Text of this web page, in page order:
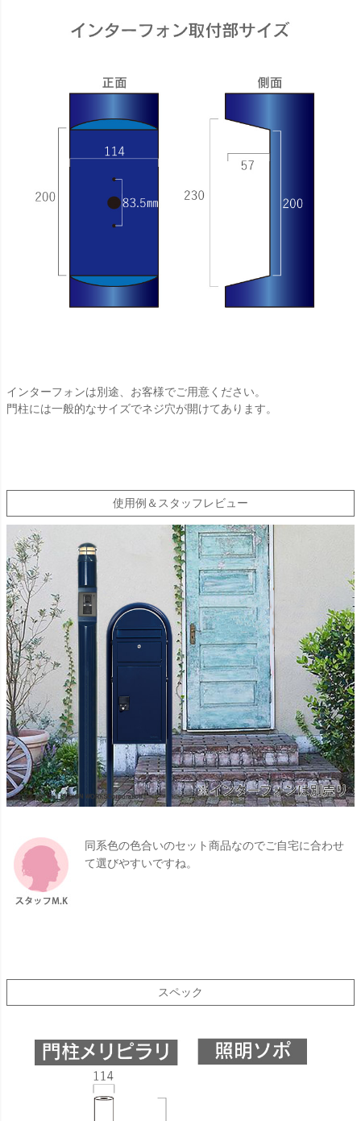
インターフォンは別途、お客様でご用意ください。
門柱には一般的なサイズでネジ穴が開けてあります。
使用例＆スタッフレビュー
同系色の色合いのセット商品なのでご自宅に合わせ
て選びやすいですね。
スペック